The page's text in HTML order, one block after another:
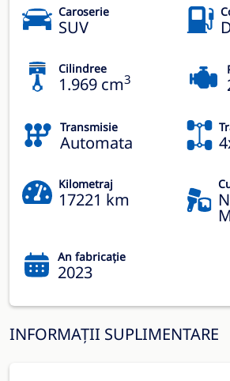
Caroserie
SUV
Cilindree
1.969 cm3
Transmisie
Automata
Kilometraj
17221 km
An fabricație
2023
INFORMAȚII SUPLIMENTARE